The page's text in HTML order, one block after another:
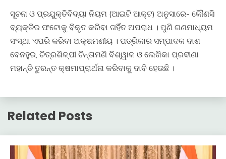
ସୂଚନା ଓ ପ୍ରଯୁକ୍ତିବିଦ୍ୟା ନିୟମ (ଆଇଟି ଆକ୍ଟ) ଅନୁସାରେ- କୌଣସି
ବ୍ୟକ୍ତିର ଫଟୋକୁ ବିକୃତ କରିବା ଗର୍ହିତ ଅପରାଧ । ପୁଣି ଗଣମାଧ୍ୟମ
ସଂସ୍ଥା ଏପରି କରିବା ଅକ୍ଷମଣୀୟ । ପତ୍ରିକାର ସମ୍ପାଦକ ଦାଶ
ବେନହୁର, ଚିତ୍ରଶିଳ୍ପୀ ଚିନ୍ତାମଣି ବିଶ୍ୱାଳ ଓ ଲେଖିକା ପ୍ରବୀଣା
ମହାନ୍ତି ତୁରନ୍ତ କ୍ଷମାପ୍ରାର୍ଥନା କରିବାକୁ ଦାବି ହେଉଛି ।
Related Posts